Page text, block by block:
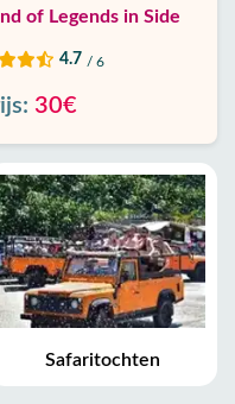
of Legends in Side
4.7 / 6
30€
Safaritochten